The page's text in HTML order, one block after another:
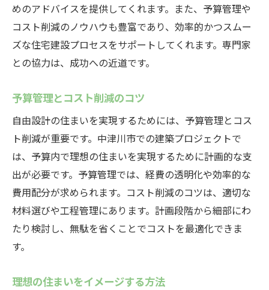
めのアドバイスを提供してくれます。また、予算管理や
コスト削減のノウハウも豊富であり、効率的かつスムー
ズな住宅建設プロセスをサポートしてくれます。専門家
との協力は、成功への近道です。
予算管理とコスト削減のコツ
自由設計の住まいを実現するためには、予算管理とコス
ト削減が重要です。中津川市での建築プロジェクトで
は、予算内で理想の住まいを実現するために計画的な支
出が必要です。予算管理では、経費の透明化や効率的な
費用配分が求められます。コスト削減のコツは、適切な
材料選びや工程管理にあります。計画段階から細部にわ
たり検討し、無駄を省くことでコストを最適化できま
す。
理想の住まいをイメージする方法